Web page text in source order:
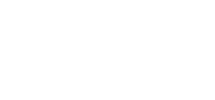
2.0 TDI CABRIO